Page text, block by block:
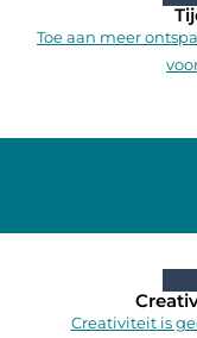
Toe aan meer
Creativiteit is